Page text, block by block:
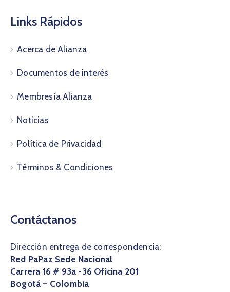
Links Rápidos
Acerca de Alianza
Documentos de interés
Membresía Alianza
Noticias
Política de Privacidad
Términos & Condiciones
Contáctanos
Dirección entrega de correspondencia:
Red PaPaz Sede Nacional
Carrera 16 # 93a -36 Oficina 201
Bogotá – Colombia